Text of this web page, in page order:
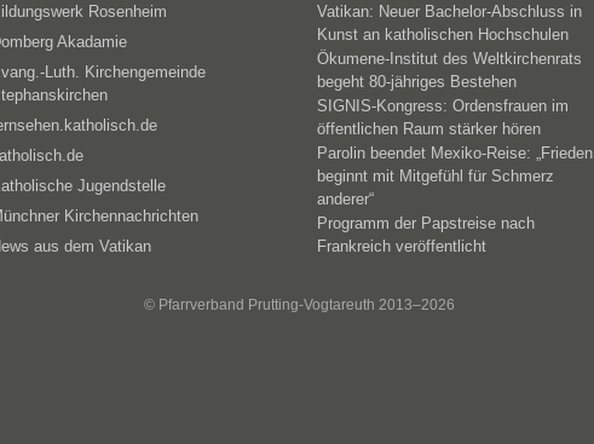
Rosenheim
Akadamie
Luth. Kirchengemeinde
Jugendstelle
Kirchennachrichten
aus dem Vatikan
Vatikan: Neuer Bachelor-Abschluss in
Kunst an katholischen Hochschulen
Ökumene-Institut des Weltkirchenrats
begeht 80-jähriges Bestehen
SIGNIS-Kongress: Ordensfrauen im
öffentlichen Raum stärker hören
Parolin beendet Mexiko-Reise: „Frieden
beginnt mit Mitgefühl für Schmerz
anderer“
Programm der Papstreise nach
Frankreich veröffentlicht
© Pfarrverband Prutting-Vogtareuth 2013–2026